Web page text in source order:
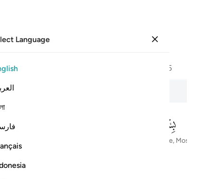
Language
55
In the Name of Allah—the Most Compassionate, Most Merciful